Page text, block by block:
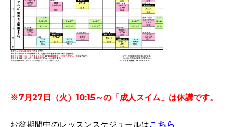
※7月27日（火）10:15～の「成人スイム」は休講です。
お盆期間中のレッスンスケジュールはこちら